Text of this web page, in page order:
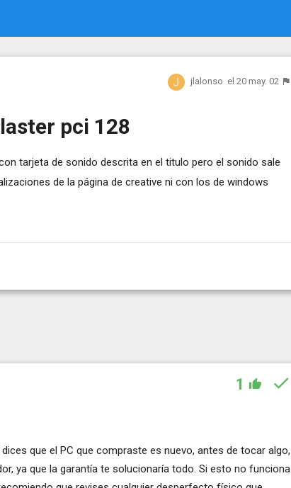
jlalonso el 20 may. 02
pci 128
tarjeta de sonido descrita en el titulo pero el sonido sale
de la página de creative ni con los de windows
1
que el PC que compraste es nuevo, antes de tocar algo,
ya que la garantía te solucionaría todo. Si esto no funciona